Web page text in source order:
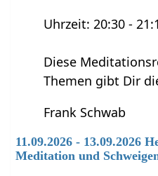
Uhrzeit: 20:30 -
Diese
Themen gibt Dir
Frank Schwab
11.09.2026 - 13.09.2026
Meditation und